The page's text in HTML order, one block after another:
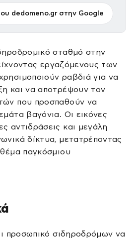
dedomeno.gr στην Google
σταθμό στην
εργαζόμενους των
ραβδιά για να
και να αποτρέψουν τον
που προσπαθούν να
βαγόνια. Οι εικόνες
αντιδράσεις και μεγάλη
δίκτυα, μετατρέποντας
παγκόσμιου
προσωπικό σιδηροδρόμων να